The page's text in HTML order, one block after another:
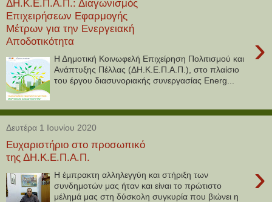
ΔΗ.Κ.Ε.Π.Α.Π.: Διαγωνισμός
Επιχειρήσεων Εφαρμογής
Μέτρων για την Ενεργειακή
Αποδοτικότητα
›
Η Δημοτική Κοινωφελή Επιχείρηση Πολιτισμού και
Ανάπτυξης Πέλλας (ΔΗ.Κ.Ε.Π.Α.Π.), στο πλαίσιο
του έργου διασυνοριακής συνεργασίας Energ...
Δευτέρα 1 Ιουνίου 2020
Ευχαριστήριο στο προσωπικό
της ΔΗ.Κ.Ε.Π.Α.Π.
›
Η έμπρακτη αλληλεγγύη και στήριξη των
συνδημοτών μας ήταν και είναι το πρώτιστο
μέλημά μας στη δύσκολη συγκυρία που βιώνει η